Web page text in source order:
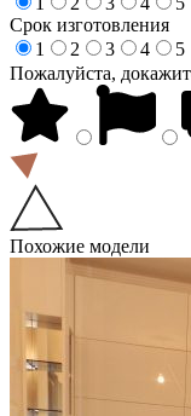
Срок изготовления
1
2 3 4
5
Пожалуйста,
Похожие модели